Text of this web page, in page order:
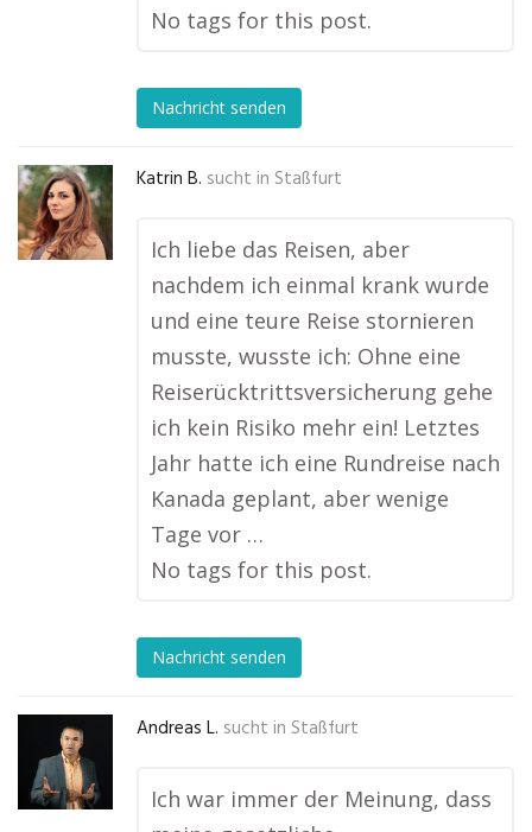
No tags for this post.
Nachricht senden
Katrin B. sucht in Staßfurt
Ich liebe das Reisen, aber
nachdem ich einmal krank wurde
und eine teure Reise stornieren
musste, wusste ich: Ohne eine
Reiserücktrittsversicherung gehe
ich kein Risiko mehr ein! Letztes
Jahr hatte ich eine Rundreise nach
Kanada geplant, aber wenige
Tage vor …
No tags for this post.
Nachricht senden
Andreas L. sucht in Staßfurt
Ich war immer der Meinung, dass